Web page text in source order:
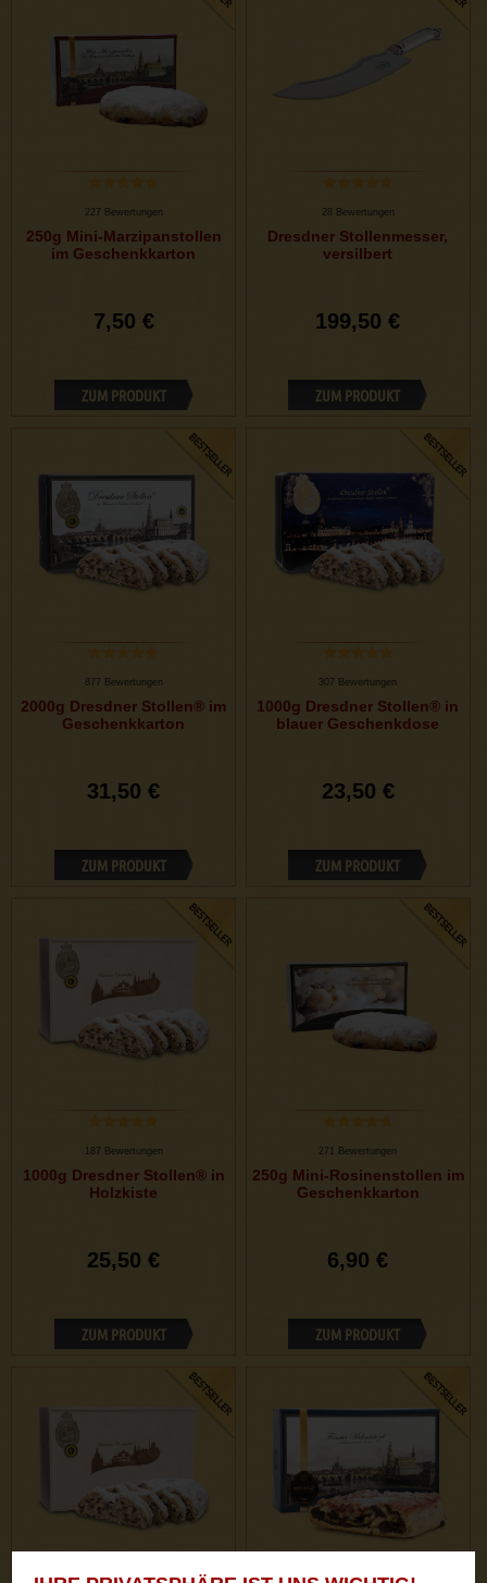
227 Bewertungen
250g Mini-Marzipanstollen
im Geschenkkarton
7,50 €
ZUM PRODUKT
28 Bewertungen
Dresdner Stollenmesser,
versilbert
199,50 €
ZUM PRODUKT
877 Bewertungen
2000g Dresdner Stollen® im
Geschenkkarton
31,50 €
ZUM PRODUKT
307 Bewertungen
1000g Dresdner Stollen® in
blauer Geschenkdose
23,50 €
ZUM PRODUKT
187 Bewertungen
1000g Dresdner Stollen® in
Holzkiste
25,50 €
ZUM PRODUKT
271 Bewertungen
250g Mini-Rosinenstollen im
Geschenkkarton
6,90 €
ZUM PRODUKT